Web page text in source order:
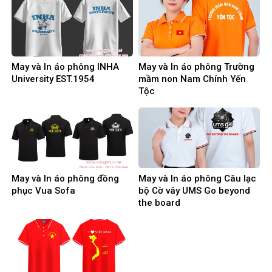
May và In áo phông INHA
University EST.1954
May và In áo phông Trường
mầm non Nam Chính Yến
Tộc
May và In áo phông đồng
phục Vua Sofa
May và In áo phông Câu lạc
bộ Cờ vây UMS Go beyond
the board